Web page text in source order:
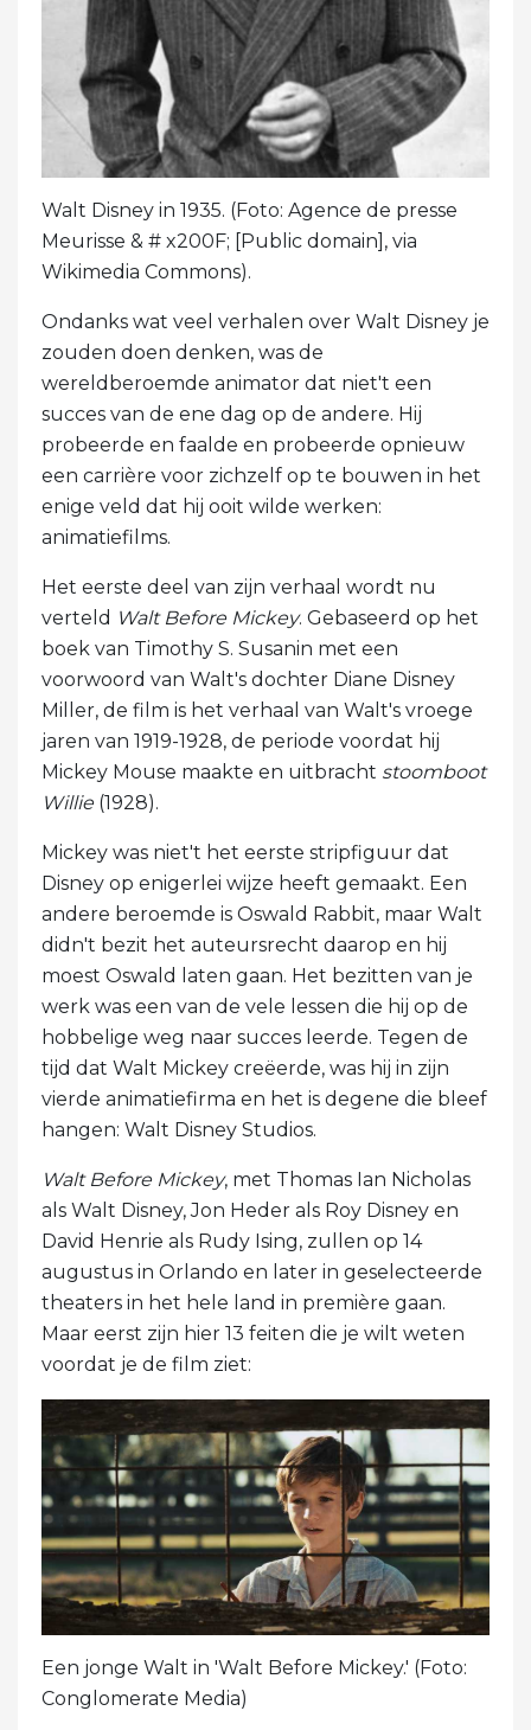
Walt Disney in 1935. (Foto: Agence de presse
Meurisse & # x200F; [Public domain], via
Wikimedia Commons).
Ondanks wat veel verhalen over Walt Disney je
zouden doen denken, was de
wereldberoemde animator dat niet't een
succes van de ene dag op de andere. Hij
probeerde en faalde en probeerde opnieuw
een carrière voor zichzelf op te bouwen in het
enige veld dat hij ooit wilde werken:
animatiefilms.
Het eerste deel van zijn verhaal wordt nu
verteld Walt Before Mickey. Gebaseerd op het
boek van Timothy S. Susanin met een
voorwoord van Walt's dochter Diane Disney
Miller, de film is het verhaal van Walt's vroege
jaren van 1919-1928, de periode voordat hij
Mickey Mouse maakte en uitbracht stoomboot
Willie(1928).
Mickey was niet't het eerste stripfiguur dat
Disney op enigerlei wijze heeft gemaakt. Een
andere beroemde is Oswald Rabbit, maar Walt
didn't bezit het auteursrecht daarop en hij
moest Oswald laten gaan. Het bezitten van je
werk was een van de vele lessen die hij op de
hobbelige weg naar succes leerde. Tegen de
tijd dat Walt Mickey creëerde, was hij in zijn
vierde animatiefirma en het is degene die bleef
hangen: Walt Disney Studios.
Walt Before Mickey, met Thomas Ian Nicholas
als Walt Disney, Jon Heder als Roy Disney en
David Henrie als Rudy Ising, zullen op 14
augustus in Orlando en later in geselecteerde
theaters in het hele land in première gaan.
Maar eerst zijn hier 13 feiten die je wilt weten
voordat je de film ziet:
Een jonge Walt in 'Walt Before Mickey.' (Foto:
Conglomerate Media)